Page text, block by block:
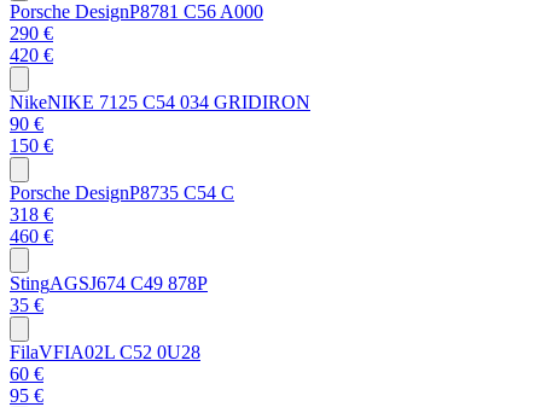
Porsche DesignP8781 C56 A000
290 €
420 €
NikeNIKE 7125 C54 034 GRIDIRON
90 €
150 €
Porsche DesignP8735 C54 C
318 €
460 €
StingAGSJ674 C49 878P
35 €
FilaVFIA02L C52 0U28
60 €
95 €